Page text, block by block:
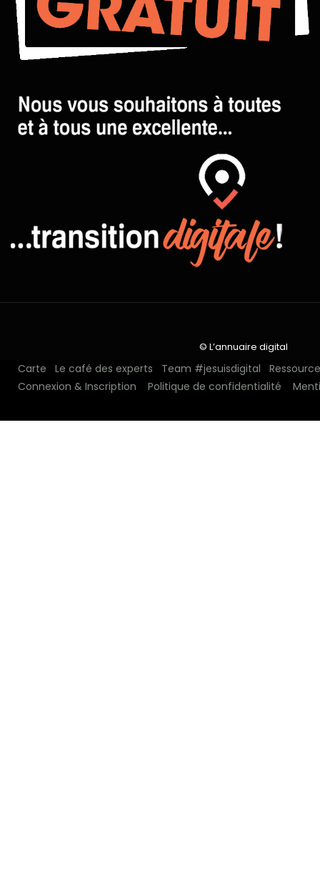
Carte Le café des experts Team #jesuisdigital
Connexion & Inscription
Politique de confidentialité
© L’annuaire digital